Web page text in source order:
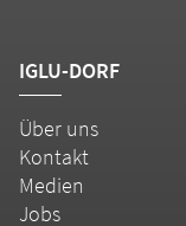
IGLU-DORF
Über uns
Kontakt
Medien
Jobs